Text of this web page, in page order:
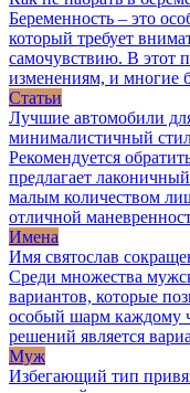
Беременность – это
который требует
самочувствию. В этот
изменениям, и многие
Статьи
Лучшие автомобили
минималистичный
Рекомендуется
предлагает
малым количеством
отличной
Имена
Имя святослав
Среди множества
вариантов, которые
особый шарм каждому
решений является
Муж
Избегающий тип